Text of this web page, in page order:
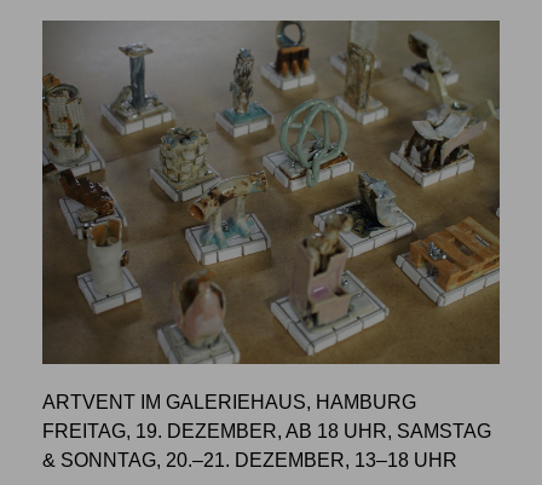
ARTVENT IM GALERIEHAUS, HAMBURG
FREITAG, 19. DEZEMBER, AB 18 UHR, SAMSTAG
& SONNTAG, 20.–21. DEZEMBER, 13–18 UHR